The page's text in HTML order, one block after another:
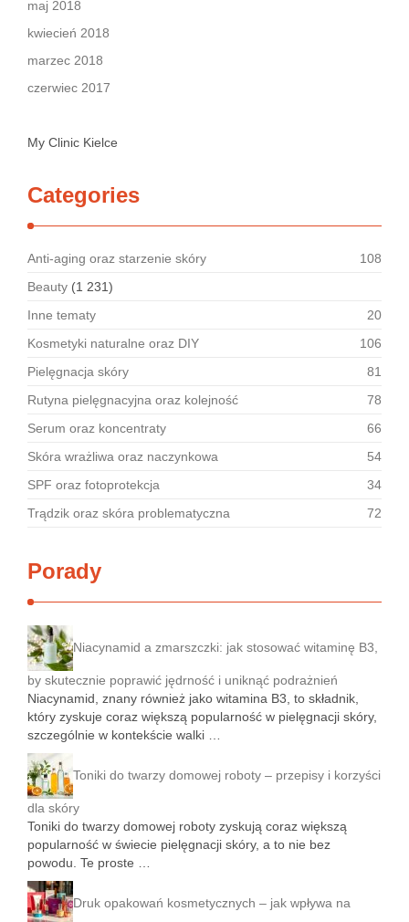
maj 2018
kwiecień 2018
marzec 2018
czerwiec 2017
My Clinic Kielce
Categories
Anti-aging oraz starzenie skóry
108
Beauty (1 231)
Inne tematy
20
Kosmetyki naturalne oraz DIY
106
Pielęgnacja skóry
81
Rutyna pielęgnacyjna oraz kolejność
78
Serum oraz koncentraty
66
Skóra wrażliwa oraz naczynkowa
54
SPF oraz fotoprotekcja
34
Trądzik oraz skóra problematyczna
72
Porady
Niacynamid a zmarszczki: jak stosować witaminę B3,
by skutecznie poprawić jędrność i uniknąć podrażnień
Niacynamid, znany również jako witamina B3, to składnik,
który zyskuje coraz większą popularność w pielęgnacji skóry,
szczególnie w kontekście walki …
Toniki do twarzy domowej roboty – przepisy i korzyści
dla skóry
Toniki do twarzy domowej roboty zyskują coraz większą
popularność w świecie pielęgnacji skóry, a to nie bez
powodu. Te proste …
Druk opakowań kosmetycznych – jak wpływa na